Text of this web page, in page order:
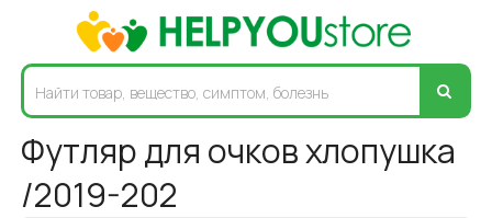
Футляр для очков хлопушка
/2019-202